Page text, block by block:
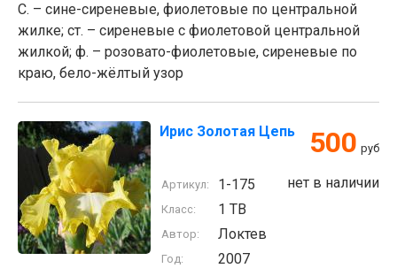
С. – сине-сиреневые, фиолетовые по центральной
жилке; ст. – сиреневые с фиолетовой центральной
жилкой; ф. – розовато-фиолетовые, сиреневые по
краю, бело-жёлтый узор
Ирис Золотая Цепь 500 руб
нет в наличии
Артикул: 1-175
Класс: 1 TB
Автор: Локтев
Год: 2007